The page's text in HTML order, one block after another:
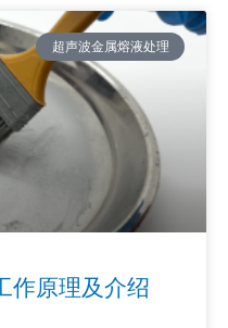
超声波金属熔液处理
作原理及介绍